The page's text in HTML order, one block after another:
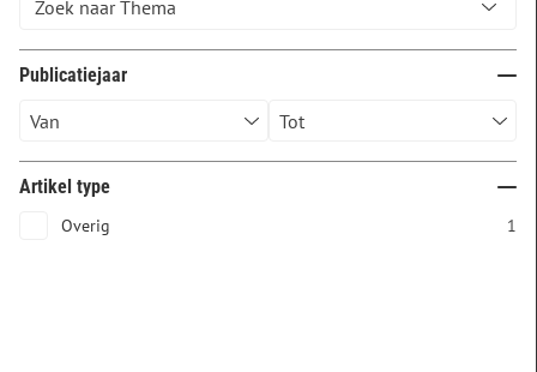
Publicatiejaar
Artikel type
Overig 1